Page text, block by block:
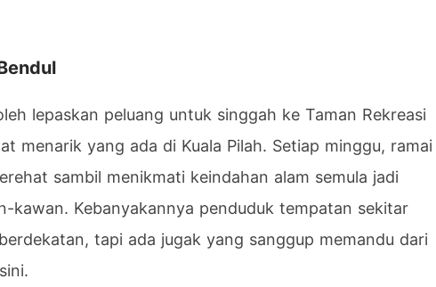
lepaskan peluang untuk singgah ke Taman Rekreasi
menarik yang ada di Kuala Pilah. Setiap minggu, ramai
sambil menikmati keindahan alam semula jadi
kawan. Kebanyakannya penduduk tempatan sekitar
tapi ada jugak yang sanggup memandu dari